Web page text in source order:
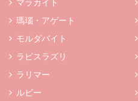
マラカイト
瑪瑙・アゲート
モルダバイト
ラピスラズリ
ラリマー
ルビー